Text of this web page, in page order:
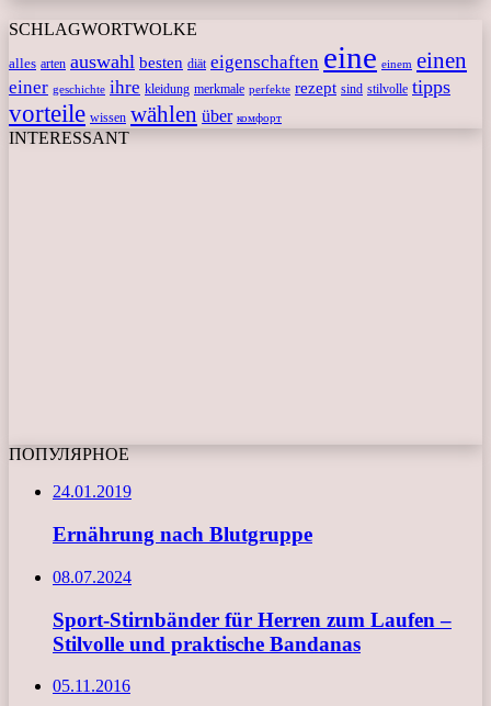
SCHLAGWORTWOLKE
alles arten auswahl besten diät eigenschaften eine einem einen
einer geschichte ihre kleidung merkmale perfekte rezept sind stilvolle tipps
vorteile wissen wählen über комфорт
INTERESSANT
ПОПУЛЯРНОЕ
24.01.2019
Ernährung nach Blutgruppe
08.07.2024
Sport-Stirnbänder für Herren zum Laufen –
Stilvolle und praktische Bandanas
05.11.2016